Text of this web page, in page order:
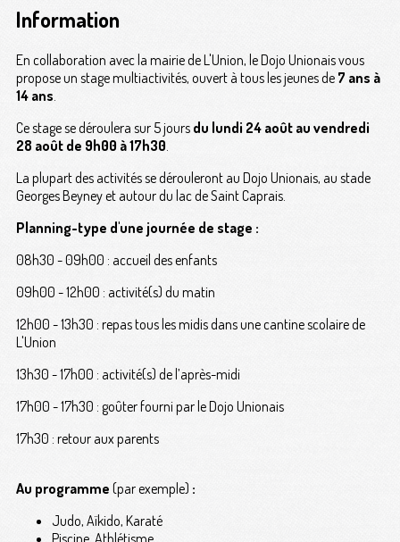
Information
En collaboration avec la mairie de L'Union, le Dojo Unionais vous
propose un stage multiactivités, ouvert à tous les jeunes de 7 ans à
14 ans.
Ce stage se déroulera sur 5 jours du lundi 24 août au vendredi
28 août de 9h00 à 17h30.
La plupart des activités se dérouleront au Dojo Unionais, au stade
Georges Beyney et autour du lac de Saint Caprais.
Planning-type d'une journée de stage :
08h30 - 09h00 : accueil des enfants
09h00 - 12h00 : activité(s) du matin
12h00 - 13h30 : repas tous les midis dans une cantine scolaire de
L'Union
13h30 - 17h00 : activité(s) de l’après-midi
17h00 - 17h30 : goûter fourni par le Dojo Unionais
17h30 : retour aux parents
Au programme (par exemple) :
Judo, Aïkido, Karaté
Piscine, Athlétisme,